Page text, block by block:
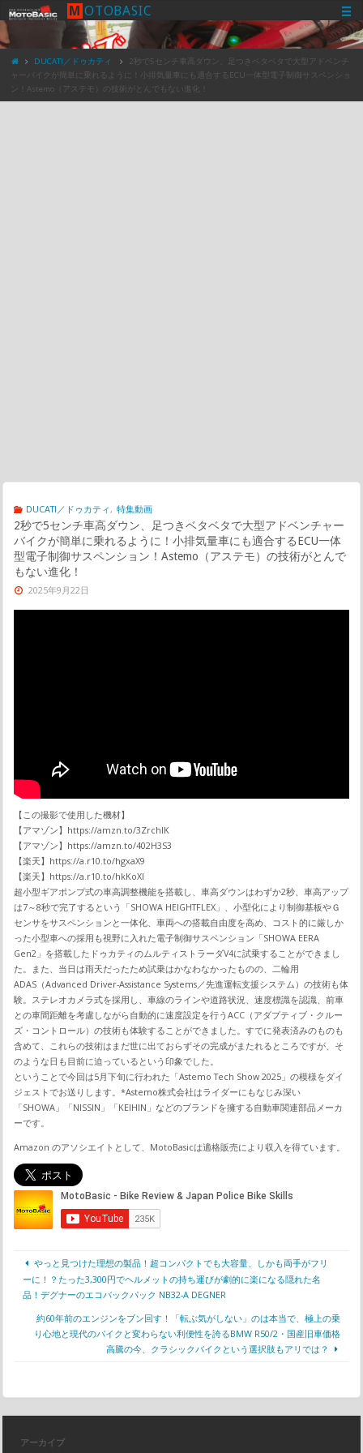
M OTOBASIC
DUCATI／ドゥカティ
2秒で5センチ車高ダウン、足つきベタベタで大型アドベンチ
ャーバイクが簡単に乗れるように！小排気量車にも適合するECU一体型電子制御サスペンショ
ン！Astemo（アステモ）の技術がとんでもない進化！
DUCATI／ドゥカティ , 特集動画
2秒で5センチ車高ダウン、足つきベタベタで大型アドベンチャー
バイクが簡単に乗れるように！小排気量車にも適合するECU一体
型電子制御サスペンション！Astemo（アステモ）の技術がとんで
もない進化！
2025年9月22日
【この撮影で使用した機材】
【アマゾン】https://amzn.to/3ZrchlK
【アマゾン】https://amzn.to/402H3S3
【楽天】https://a.r10.to/hgxaX9
【楽天】https://a.r10.to/hkKoXI
超小型ギアポンプ式の車高調整機能を搭載し、車高ダウンはわずか2秒、車高アップ
は7～8秒で完了するという「SHOWA HEIGHTFLEX」、小型化により制御基板やＧ
センサをサスペンションと一体化、車両への搭載自由度を高め、コスト的に厳しか
った小型車への採用も視野に入れた電子制御サスペンション「SHOWA EERA
Gen2」を搭載したドゥカティのムルティストラーダV4に試乗することができまし
た。また、当日は雨天だったため試乗はかなわなかったものの、二輪用
ADAS（Advanced Driver-Assistance Systems／先進運転支援システム）の技術も体
験。ステレオカメラ式を採用し、車線のラインや道路状況、速度標識を認識、前車
との車間距離を考慮しながら自動的に速度設定を行うACC（アダプティブ・クルー
ズ・コントロール）の技術も体験することができました。すでに発表済みのものも
含めて、これらの技術はまだ世に出ておらずその完成がまたれるところですが、そ
のような日も目前に迫っているという印象でした。
ということで今回は5月下旬に行われた「Astemo Tech Show 2025」の模様をダイ
ジェストでお送りします。*Astemo株式会社はライダーにもなじみ深い
「SHOWA」「NISSIN」「KEIHIN」などのブランドを擁する自動車関連部品メーカ
ーです。
Amazon のアソシエイトとして、MotoBasicは適格販売により収入を得ています。
やっと見つけた理想の製品！超コンパクトでも大容量、しかも両手がフリ
ーに！？たった3,300円でヘルメットの持ち運びが劇的に楽になる隠れた名
品！デグナーのエコバックパック NB32-A DEGNER
約60年前のエンジンをブン回す！「転ぶ気がしない」のは本当で、極上の乗
り心地と現代のバイクと変わらない利便性を誇るBMW R50/2・国産旧車価格
高騰の今、クラシックバイクという選択肢もアリでは？
アーカイブ